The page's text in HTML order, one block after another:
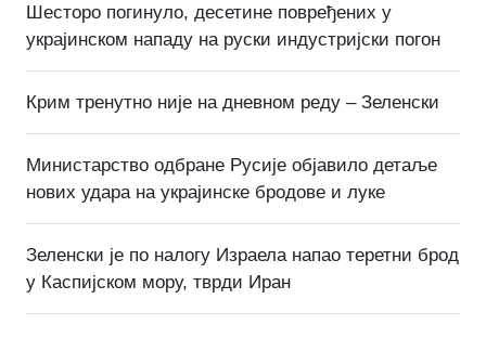
Шесторо погинуло, десетине повређених у
украјинском нападу на руски индустријски погон
Крим тренутно није на дневном реду – Зеленски
Министарство одбране Русије објавило детаље
нових удара на украјинске бродове и луке
Зеленски је по налогу Израела напао теретни брод
у Каспијском мору, тврди Иран